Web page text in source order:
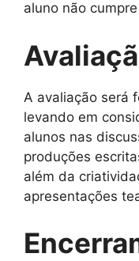
aluno não
A avaliação será
levando em
alunos nas
produções
além da
apresentações